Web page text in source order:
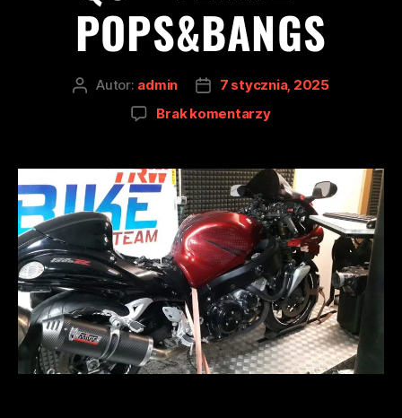
POPS&BANGS
Autor: admin
7 stycznia, 2025
Brak komentarzy